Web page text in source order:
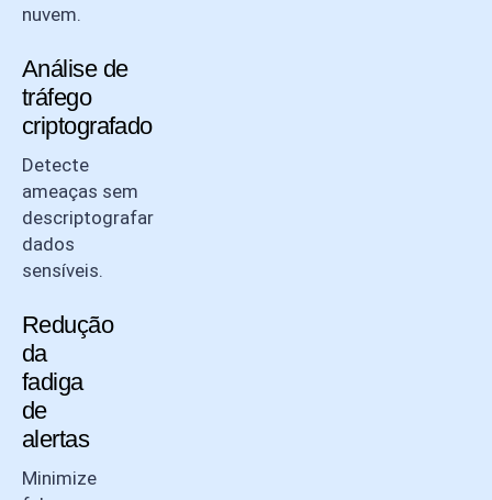
nuvem.
Análise de
tráfego
criptografado
Detecte
ameaças sem
descriptografar
dados
sensíveis.
Redução
da
fadiga
de
alertas
Minimize